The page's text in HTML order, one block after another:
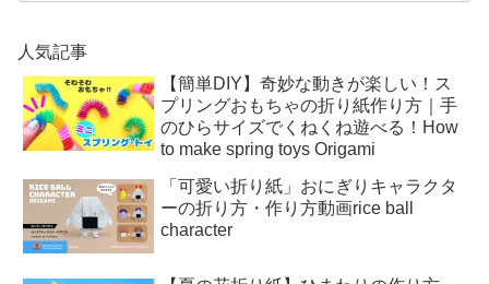
人気記事
【簡単DIY】奇妙な動きが楽しい！ス
プリングおもちゃの折り紙作り方｜手
のひらサイズでくねくね遊べる！How
to make spring toys Origami
「可愛い折り紙」おにぎりキャラクタ
ーの折り方・作り方動画rice ball
character